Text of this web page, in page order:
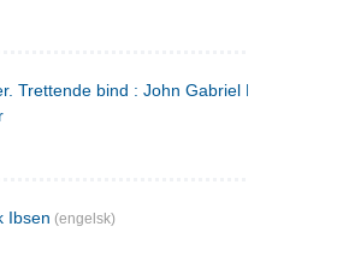
Trettende bind : John Gabriel Borkman ;
Ibsen (engelsk)